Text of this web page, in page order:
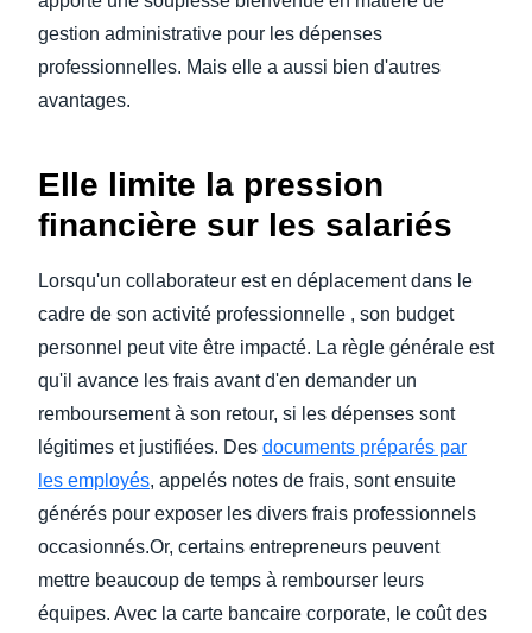
gestion administrative pour les dépenses
professionnelles. Mais elle a aussi bien d'autres
avantages.
Elle limite la pression
financière sur les salariés
Lorsqu'un collaborateur est en déplacement dans le
cadre de son activité professionnelle , son budget
personnel peut vite être impacté. La règle générale est
qu'il avance les frais avant d'en demander un
remboursement à son retour, si les dépenses sont
légitimes et justifiées. Des documents préparés par
les employés, appelés notes de frais, sont ensuite
générés pour exposer les divers frais professionnels
occasionnés.Or, certains entrepreneurs peuvent
mettre beaucoup de temps à rembourser leurs
équipes. Avec la carte bancaire corporate, le coût des